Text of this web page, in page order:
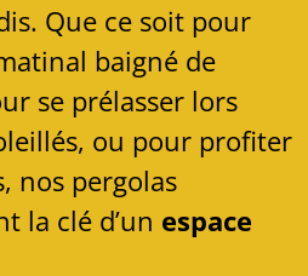
Que ce soit pour
baigné de
se prélasser lors
ou pour profiter
nos pergolas
la clé d’un espace